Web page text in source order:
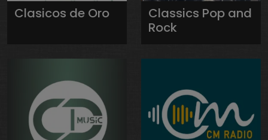
Clasicos de Oro
Classics Pop and
Rock